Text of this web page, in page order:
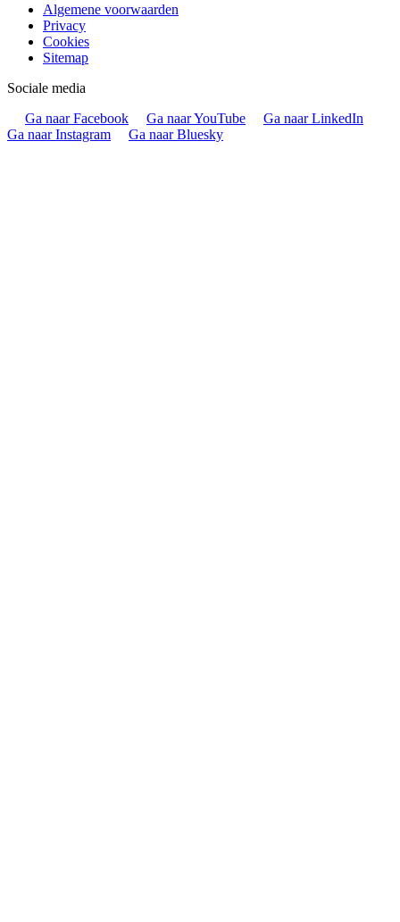
Algemene voorwaarden
Privacy
Cookies
Sitemap
Sociale media
Ga naar Facebook
Ga naar YouTube
Ga naar LinkedIn
Ga naar Instagram
Ga naar Bluesky